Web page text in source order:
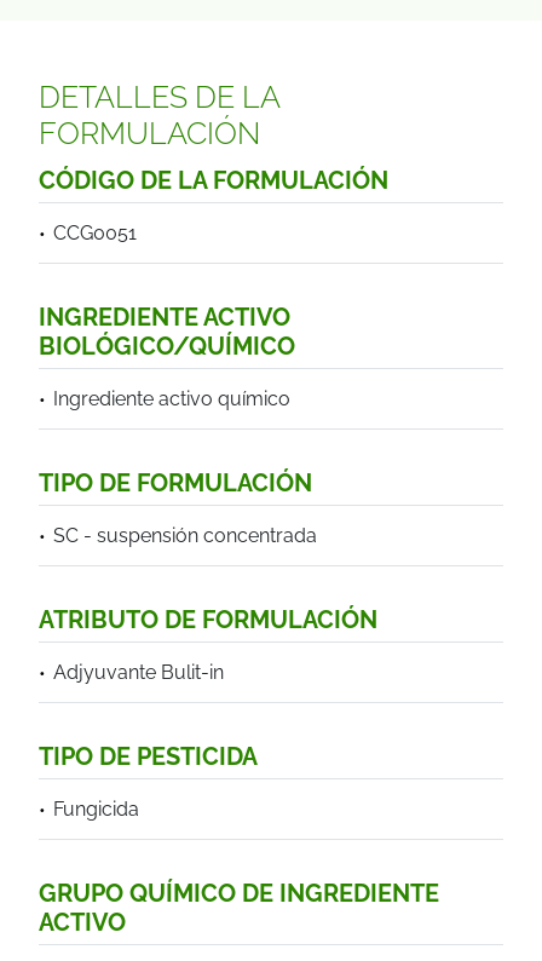
DETALLES DE LA
FORMULACIÓN
CÓDIGO DE LA FORMULACIÓN
CCG0051
INGREDIENTE ACTIVO
BIOLÓGICO/QUÍMICO
Ingrediente activo químico
TIPO DE FORMULACIÓN
SC - suspensión concentrada
ATRIBUTO DE FORMULACIÓN
Adjyuvante Bulit-in
TIPO DE PESTICIDA
Fungicida
GRUPO QUÍMICO DE INGREDIENTE
ACTIVO